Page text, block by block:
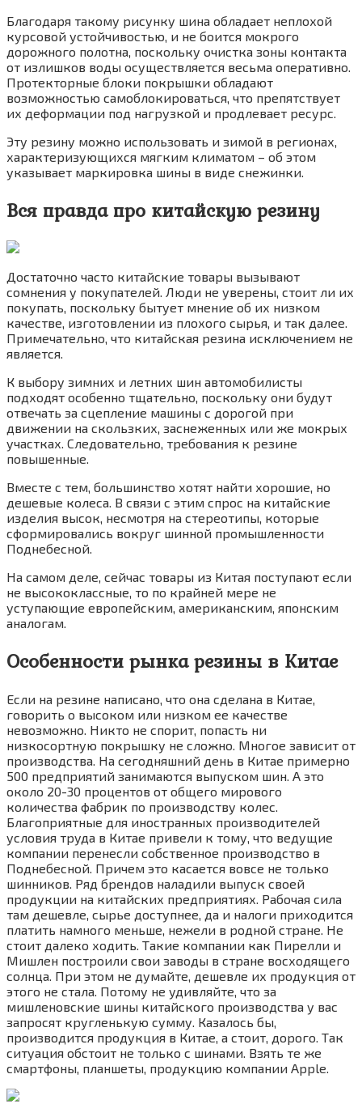
Благодаря такому рисунку шина обладает неплохой
курсовой устойчивостью, и не боится мокрого
дорожного полотна, поскольку очистка зоны контакта
от излишков воды осуществляется весьма оперативно.
Протекторные блоки покрышки обладают
возможностью самоблокироваться, что препятствует
их деформации под нагрузкой и продлевает ресурс.
Эту резину можно использовать и зимой в регионах,
характеризующихся мягким климатом – об этом
указывает маркировка шины в виде снежинки.
Вся правда про китайскую резину
Достаточно часто китайские товары вызывают
сомнения у покупателей. Люди не уверены, стоит ли их
покупать, поскольку бытует мнение об их низком
качестве, изготовлении из плохого сырья, и так далее.
Примечательно, что китайская резина исключением не
является.
К выбору зимних и летних шин автомобилисты
подходят особенно тщательно, поскольку они будут
отвечать за сцепление машины с дорогой при
движении на скользких, заснеженных или же мокрых
участках. Следовательно, требования к резине
повышенные.
Вместе с тем, большинство хотят найти хорошие, но
дешевые колеса. В связи с этим спрос на китайские
изделия высок, несмотря на стереотипы, которые
сформировались вокруг шинной промышленности
Поднебесной.
На самом деле, сейчас товары из Китая поступают если
не высококлассные, то по крайней мере не
уступающие европейским, американским, японским
аналогам.
Особенности рынка резины в Китае
Если на резине написано, что она сделана в Китае,
говорить о высоком или низком ее качестве
невозможно. Никто не спорит, попасть ни
низкосортную покрышку не сложно. Многое зависит от
производства. На сегодняшний день в Китае примерно
500 предприятий занимаются выпуском шин. А это
около 20-30 процентов от общего мирового
количества фабрик по производству колес.
Благоприятные для иностранных производителей
условия труда в Китае привели к тому, что ведущие
компании перенесли собственное производство в
Поднебесной. Причем это касается вовсе не только
шинников. Ряд брендов наладили выпуск своей
продукции на китайских предприятиях. Рабочая сила
там дешевле, сырье доступнее, да и налоги приходится
платить намного меньше, нежели в родной стране. Не
стоит далеко ходить. Такие компании как Пирелли и
Мишлен построили свои заводы в стране восходящего
солнца. При этом не думайте, дешевле их продукция от
этого не стала. Потому не удивляйте, что за
мишленовские шины китайского производства у вас
запросят кругленькую сумму. Казалось бы,
производится продукция в Китае, а стоит, дорого. Так
ситуация обстоит не только с шинами. Взять те же
смартфоны, планшеты, продукцию компании Apple.